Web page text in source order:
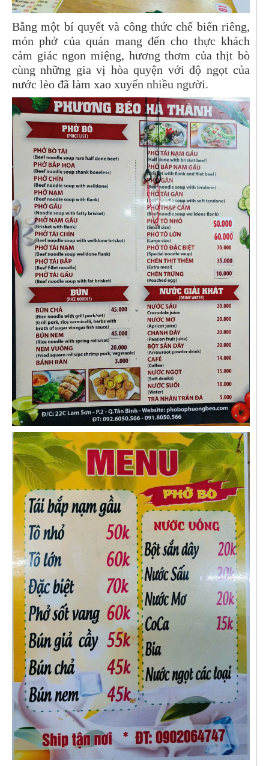
Bằng một bí quyết và công thức chế biến riêng,
món phở của quán mang đến cho thực khách
cảm giác ngon miệng, hương thơm của thịt bò
cùng những gia vị hòa quyện với độ ngọt của
nước lèo đã làm xao xuyến nhiều người.